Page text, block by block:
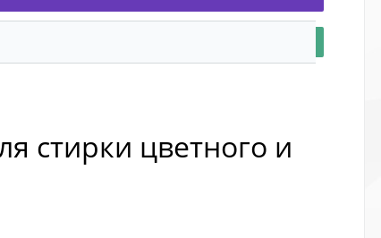
стирки цветного и